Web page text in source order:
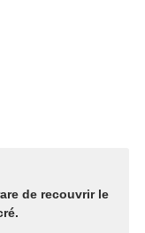
de recouvrir le